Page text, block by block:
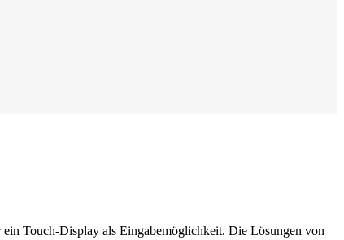
Touch-Display als Eingabemöglichkeit. Die Lösungen von